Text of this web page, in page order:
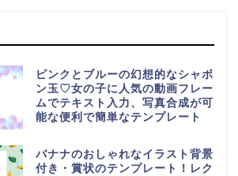
ピンクとブルーの幻想的なシャボ
ン玉♡女の子に人気の動画フレー
ムでテキスト入力、写真合成が可
能な便利で簡単なテンプレート
バナナのおしゃれなイラスト背景
付き・賞状のテンプレート！レク